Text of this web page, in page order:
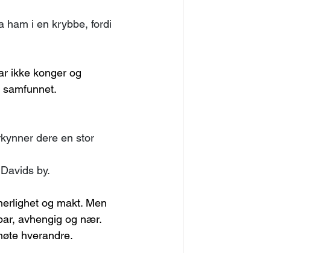
ham i en krybbe, fordi
ikke konger og
dere en stor
by.
og makt. Men
avhengig og nær.
hverandre.